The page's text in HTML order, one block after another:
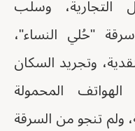
التجارية، وسلب
"حُلي النساء"،
وتجريد السكان
المحمولة
ولم تنجو من السرقة